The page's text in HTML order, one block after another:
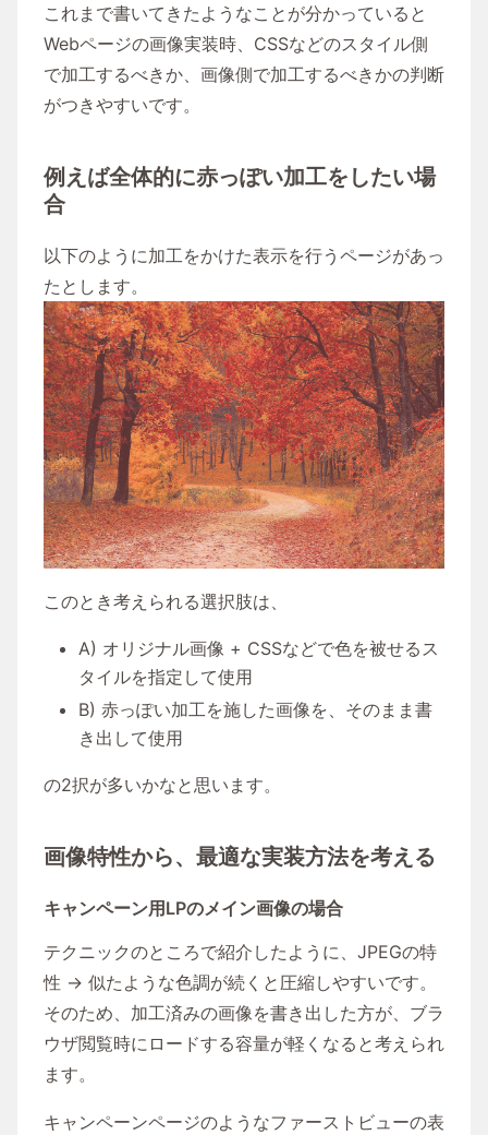
これまで書いてきたようなことが分かっていると
Webページの画像実装時、CSSなどのスタイル側
で加工するべきか、画像側で加工するべきかの判断
がつきやすいです。
例えば全体的に赤っぽい加工をしたい場
合
以下のように加工をかけた表示を行うページがあっ
たとします。
このとき考えられる選択肢は、
A) オリジナル画像 + CSSなどで色を被せるス
タイルを指定して使用
B) 赤っぽい加工を施した画像を、そのまま書
き出して使用
の2択が多いかなと思います。
画像特性から、最適な実装方法を考える
キャンペーン用LPのメイン画像の場合
テクニックのところで紹介したように、JPEGの特
性 → 似たような色調が続くと圧縮しやすいです。
そのため、加工済みの画像を書き出した方が、ブラ
ウザ閲覧時にロードする容量が軽くなると考えられ
ます。
キャンペーンページのようなファーストビューの表